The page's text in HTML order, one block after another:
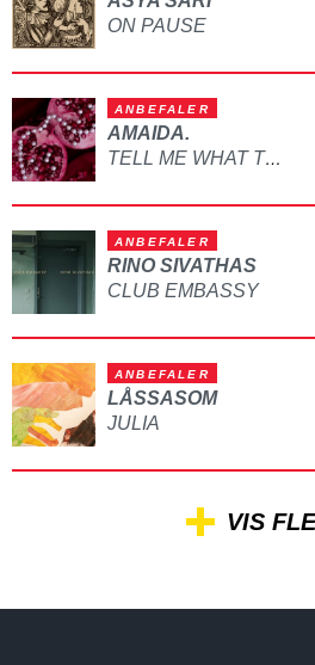
ON PAUSE
ANBEFALER
AMAIDA.
TELL ME WHAT TO DO
ANBEFALER
RINO SIVATHAS
CLUB EMBASSY
ANBEFALER
LÅSSASOM
JULIA
VIS